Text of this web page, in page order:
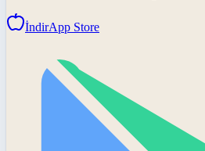
İndirApp Store